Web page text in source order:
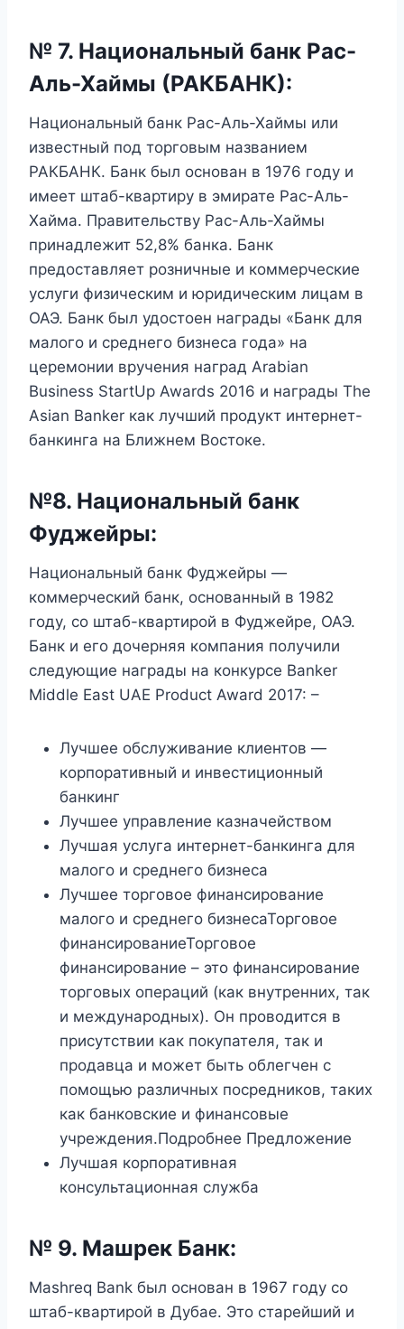
№ 7. Национальный банк Рас-
Аль-Хаймы (РАКБАНК):
Национальный банк Рас-Аль-Хаймы или
известный под торговым названием
РАКБАНК. Банк был основан в 1976 году и
имеет штаб-квартиру в эмирате Рас-Аль-
Хайма. Правительству Рас-Аль-Хаймы
принадлежит 52,8% банка. Банк
предоставляет розничные и коммерческие
услуги физическим и юридическим лицам в
ОАЭ. Банк был удостоен награды «Банк для
малого и среднего бизнеса года» на
церемонии вручения наград Arabian
Business StartUp Awards 2016 и награды The
Asian Banker как лучший продукт интернет-
банкинга на Ближнем Востоке.
№8. Национальный банк
Фуджейры:
Национальный банк Фуджейры —
коммерческий банк, основанный в 1982
году, со штаб-квартирой в Фуджейре, ОАЭ.
Банк и его дочерняя компания получили
следующие награды на конкурсе Banker
Middle East UAE Product Award 2017: –
Лучшее обслуживание клиентов —
корпоративный и инвестиционный
банкинг
Лучшее управление казначейством
Лучшая услуга интернет-банкинга для
малого и среднего бизнеса
Лучшее торговое финансирование
малого и среднего бизнесаТорговое
финансированиеТорговое
финансирование – это финансирование
торговых операций (как внутренних, так
и международных). Он проводится в
присутствии как покупателя, так и
продавца и может быть облегчен с
помощью различных посредников, таких
как банковские и финансовые
учреждения.Подробнее Предложение
Лучшая корпоративная
консультационная служба
№ 9. Машрек Банк:
Mashreq Bank был основан в 1967 году со
штаб-квартирой в Дубае. Это старейший и